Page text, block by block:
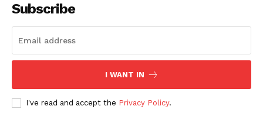
Subscribe
I WANT IN
I've read and accept the Privacy Policy.